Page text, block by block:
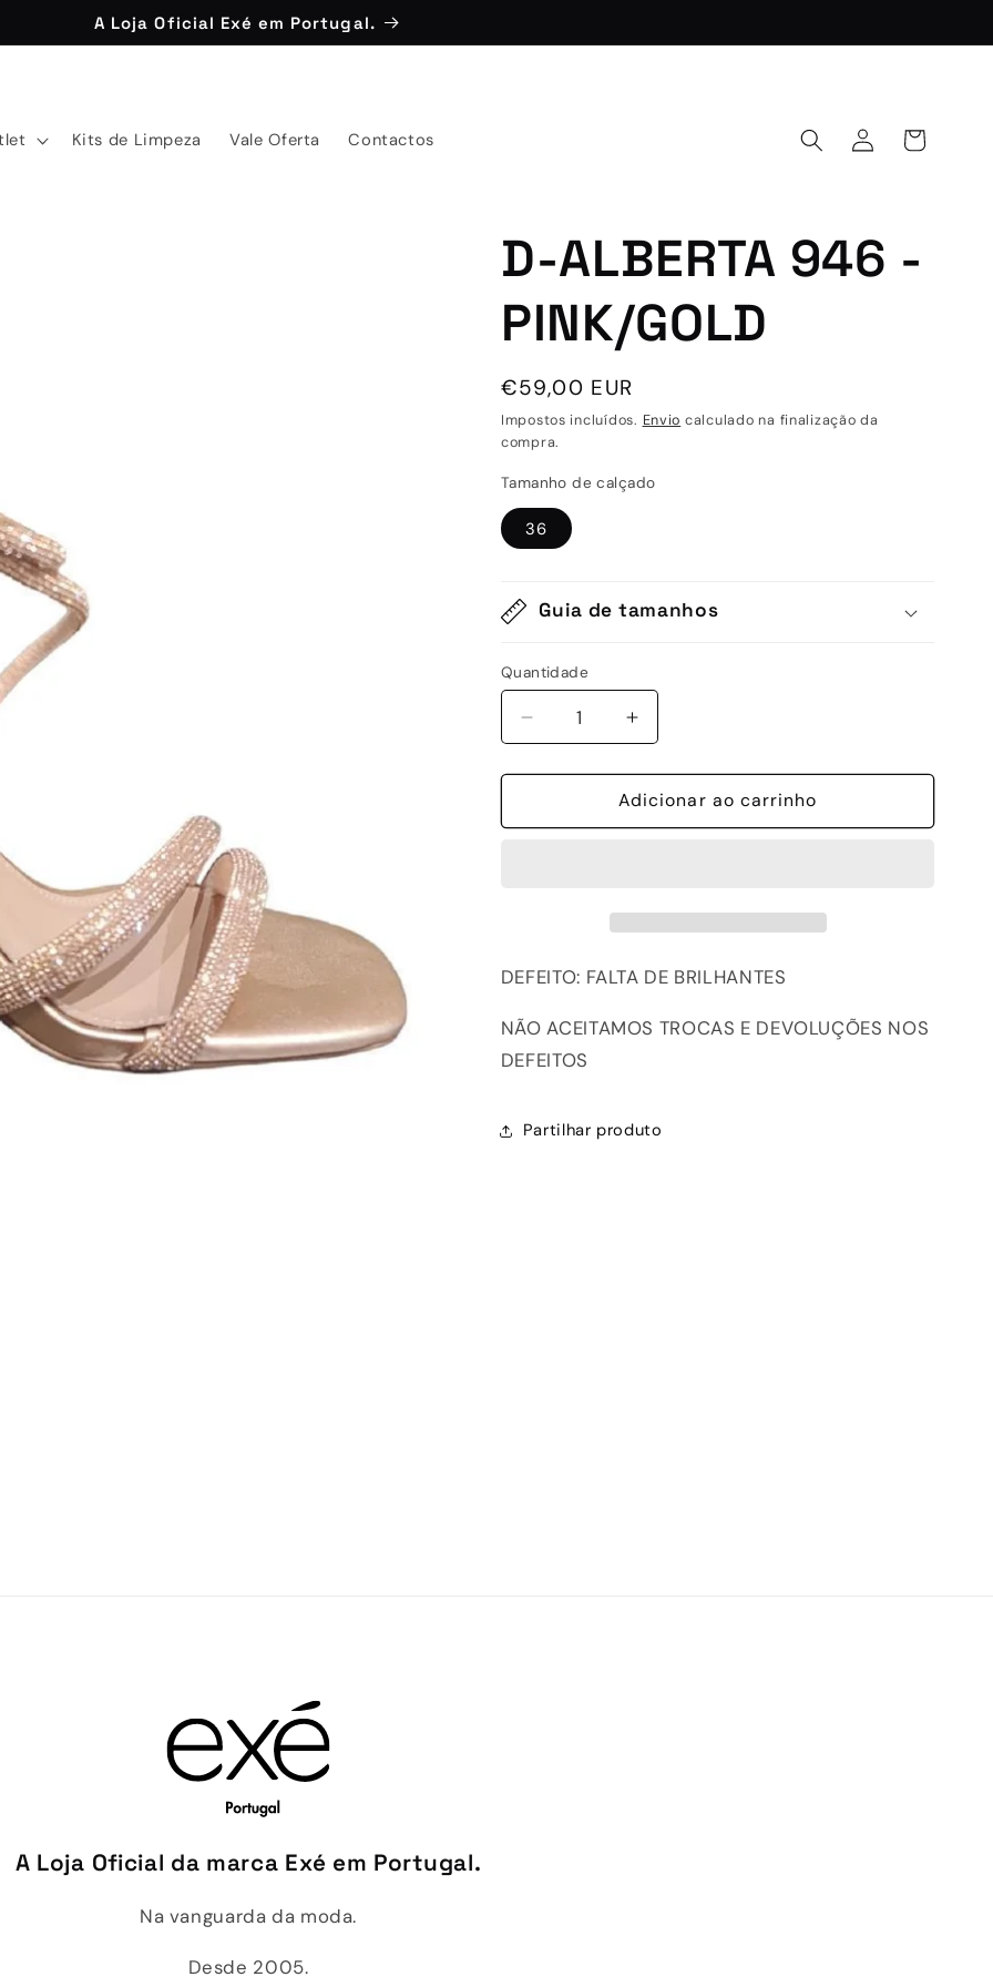
A Loja Oficial Exé em Portugal.
Kits de Limpeza Vale Oferta Contactos
Iniciar
sessão
Carrinho
D-ALBERTA 946 -
PINK/GOLD
Preço
normal
€59,00 EUR
Impostos incluídos. Envio calculado na finalização da
compra.
Tamanho de calçado
36
Guia de tamanhos
Quantidade
Quantidade
Diminuir
a
quantidade
D-
Aumentar
a
quantidade
de
D-
Adicionar ao carrinho
DEFEITO: FALTA DE BRILHANTES
NÃO ACEITAMOS TROCAS E DEVOLUÇÕES NOS
DEFEITOS
Partilhar produto
A Loja Oficial da marca Exé em Portugal.
Na vanguarda da moda.
Desde 2005.